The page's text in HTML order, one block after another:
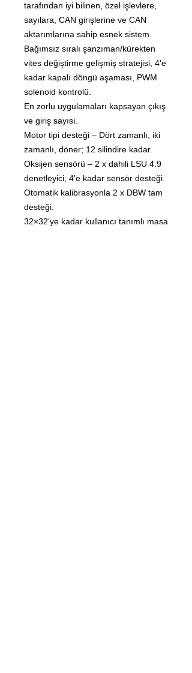
tarafından iyi bilinen, özel işlevlere,
sayılara, CAN girişlerine ve CAN
aktarımlarına sahip esnek sistem.
Bağımsız sıralı şanzıman/kürekten
vites değiştirme gelişmiş stratejisi, 4'e
kadar kapalı döngü aşaması, PWM
solenoid kontrolü.
En zorlu uygulamaları kapsayan çıkış
ve giriş sayısı.
Motor tipi desteği – Dört zamanlı, iki
zamanlı, döner; 12 silindire kadar.
Oksijen sensörü – 2 x dahili LSU 4.9
denetleyici, 4'e kadar sensör desteği.
Otomatik kalibrasyonla 2 x DBW tam
desteği.
32×32’ye kadar kullanıcı tanımlı masa